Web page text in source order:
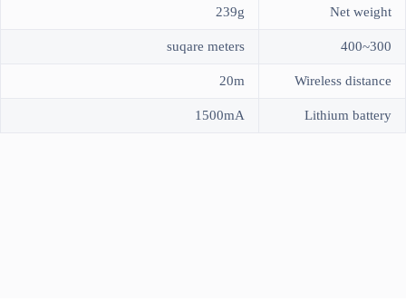
Net weight
239g
300~400
suqare meters
Wireless distance
20m
Lithium battery
1500mA